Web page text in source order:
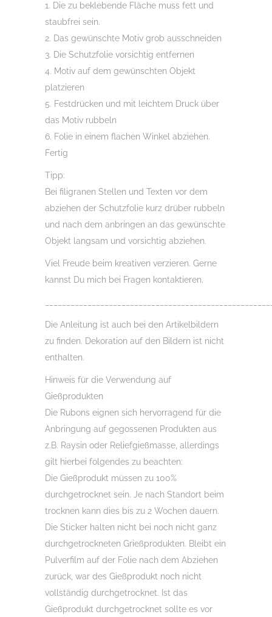
1. Die zu beklebende Fläche muss fett und
staubfrei sein.
2. Das gewünschte Motiv grob ausschneiden
3. Die Schutzfolie vorsichtig entfernen
4. Motiv auf dem gewünschten Objekt
platzieren
5. Festdrücken und mit leichtem Druck über
das Motiv rubbeln
6. Folie in einem flachen Winkel abziehen.
Fertig
Tipp:
Bei filigranen Stellen und Texten vor dem
abziehen der Schutzfolie kurz drüber rubbeln
und nach dem anbringen an das gewünschte
Objekt langsam und vorsichtig abziehen.
Viel Freude beim kreativen verzieren. Gerne
kannst Du mich bei Fragen kontaktieren.
Die Anleitung ist auch bei den Artikelbildern
zu finden. Dekoration auf den Bildern ist nicht
enthalten.
Hinweis für die Verwendung auf
Gießprodukten
Die Rubons eignen sich hervorragend für die
Anbringung auf gegossenen Produkten aus
z.B. Raysin oder Reliefgießmasse, allerdings
gilt hierbei folgendes zu beachten:
Die Gießprodukt müssen zu 100%
durchgetrocknet sein. Je nach Standort beim
trocknen kann dies bis zu 2 Wochen dauern.
Die Sticker halten nicht bei noch nicht ganz
durchgetrockneten Grießprodukten. Bleibt ein
Pulverfilm auf der Folie nach dem Abziehen
zurück, war des Gießprodukt noch nicht
vollständig durchgetrocknet. Ist das
Gießprodukt durchgetrocknet sollte es vor